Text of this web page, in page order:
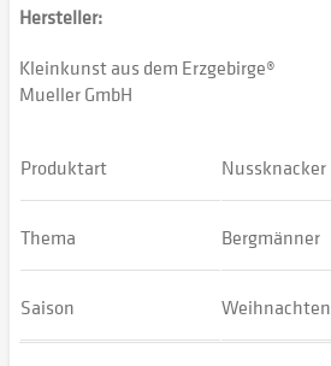
Hersteller:
Kleinkunst aus dem Erzgebirge®
Mueller GmbH
Produktart Nussknacker
Thema Bergmänner
Saison Weihnachten